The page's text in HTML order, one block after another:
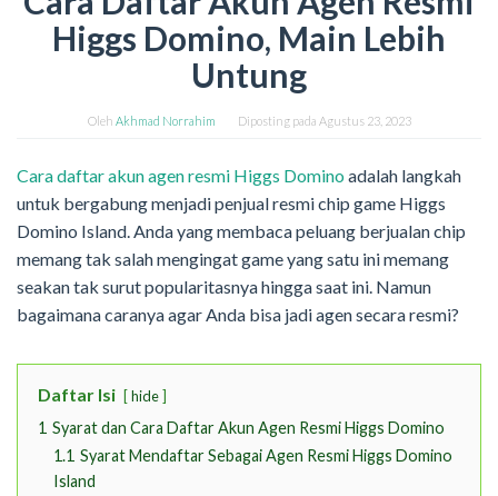
Higgs Domino, Main Lebih
Untung
Oleh Akhmad Norrahim Diposting pada Agustus 23, 2023
Cara daftar akun agen resmi Higgs Domino adalah langkah
untuk bergabung menjadi penjual resmi chip game Higgs
Domino Island. Anda yang membaca peluang berjualan chip
memang tak salah mengingat game yang satu ini memang
seakan tak surut popularitasnya hingga saat ini. Namun
bagaimana caranya agar Anda bisa jadi agen secara resmi?
Daftar Isi hide
1 Syarat dan Cara Daftar Akun Agen Resmi Higgs Domino
1.1 Syarat Mendaftar Sebagai Agen Resmi Higgs Domino
Island